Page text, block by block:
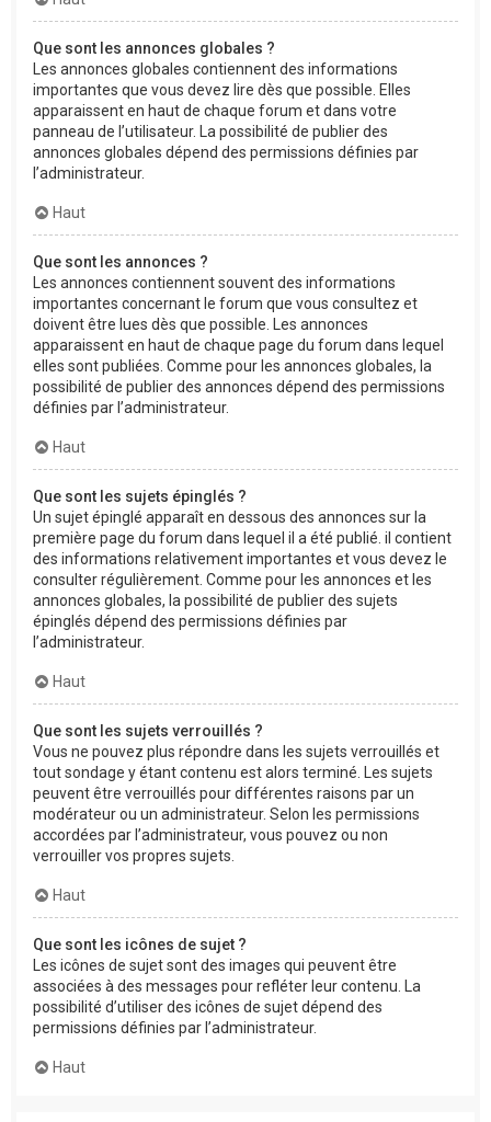
Que sont les annonces globales ?
Les annonces globales contiennent des informations
importantes que vous devez lire dès que possible. Elles
apparaissent en haut de chaque forum et dans votre
panneau de l’utilisateur. La possibilité de publier des
annonces globales dépend des permissions définies par
l’administrateur.
Haut
Que sont les annonces ?
Les annonces contiennent souvent des informations
importantes concernant le forum que vous consultez et
doivent être lues dès que possible. Les annonces
apparaissent en haut de chaque page du forum dans lequel
elles sont publiées. Comme pour les annonces globales, la
possibilité de publier des annonces dépend des permissions
définies par l’administrateur.
Haut
Que sont les sujets épinglés ?
Un sujet épinglé apparaît en dessous des annonces sur la
première page du forum dans lequel il a été publié. il contient
des informations relativement importantes et vous devez le
consulter régulièrement. Comme pour les annonces et les
annonces globales, la possibilité de publier des sujets
épinglés dépend des permissions définies par
l’administrateur.
Haut
Que sont les sujets verrouillés ?
Vous ne pouvez plus répondre dans les sujets verrouillés et
tout sondage y étant contenu est alors terminé. Les sujets
peuvent être verrouillés pour différentes raisons par un
modérateur ou un administrateur. Selon les permissions
accordées par l’administrateur, vous pouvez ou non
verrouiller vos propres sujets.
Haut
Que sont les icônes de sujet ?
Les icônes de sujet sont des images qui peuvent être
associées à des messages pour refléter leur contenu. La
possibilité d’utiliser des icônes de sujet dépend des
permissions définies par l’administrateur.
Haut